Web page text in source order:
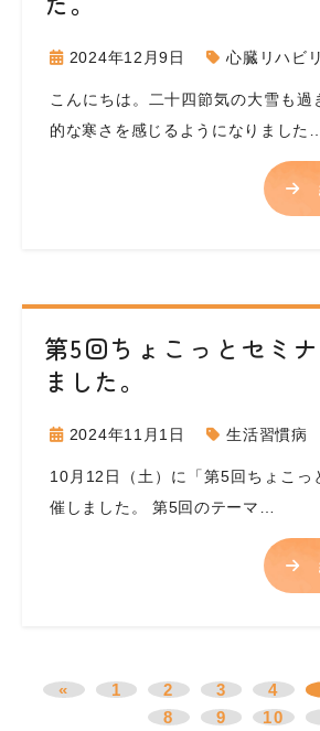
2024年12月9日 心臓リハビ
こんにちは。二十四節気の大雪も過
的な寒さを感じるようになりました…
第5回ちょこっとセミ
ました。
2024年11月1日 生活習慣病
10月12日（土）に「第5回ちょこっ
催しました。 第5回のテーマ…
« 1 2 3 4
8
9 10